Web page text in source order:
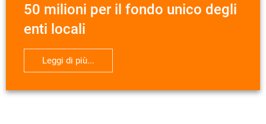
50 milioni per il fondo unico degli
enti locali
Leggi di più...